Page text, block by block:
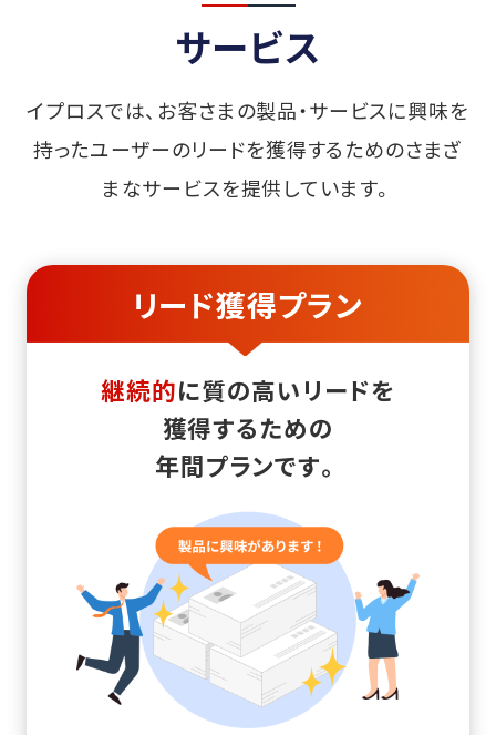
サービス
イプロスでは、お客さまの製品・サービスに興味を
持ったユーザーのリードを獲得するためのさまざ
まなサービスを提供しています。
リード獲得プラン
継続的に質の高いリードを
獲得するための
年間プランです。